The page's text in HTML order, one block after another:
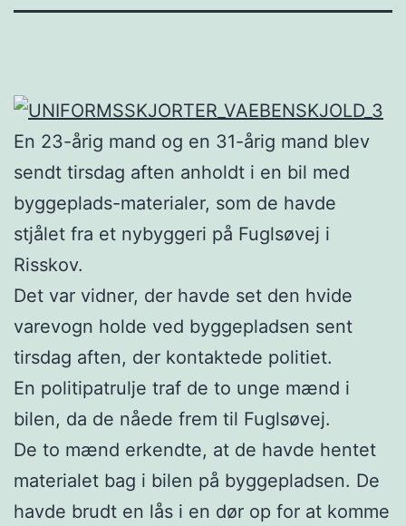
En 23-årig mand og en 31-årig mand blev
sendt tirsdag aften anholdt i en bil med
byggeplads-materialer, som de havde
stjålet fra et nybyggeri på Fuglsøvej i
Risskov.
Det var vidner, der havde set den hvide
varevogn holde ved byggepladsen sent
tirsdag aften, der kontaktede politiet.
En politipatrulje traf de to unge mænd i
bilen, da de nåede frem til Fuglsøvej.
De to mænd erkendte, at de havde hentet
materialet bag i bilen på byggepladsen. De
havde brudt en lås i en dør op for at komme